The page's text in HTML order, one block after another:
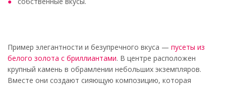
Пример элегантности и безупречного вкуса — пусеты из
белого золота с бриллиантами. В центре расположен
крупный камень в обрамлении небольших экземпляров.
Вместе они создают сияющую композицию, которая